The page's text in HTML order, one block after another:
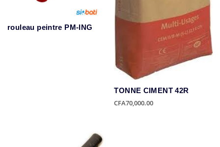
rouleau peintre PM-ING
TONNE CIMENT 42R
CFA70,000.00